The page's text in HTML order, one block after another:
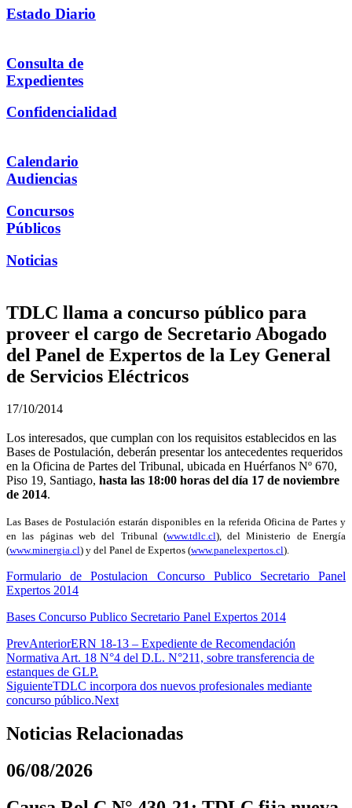
Estado Diario
Consulta de
Expedientes
Confidencialidad
Calendario
Audiencias
Concursos
Públicos
Noticias
TDLC llama a concurso público para
proveer el cargo de Secretario Abogado
del Panel de Expertos de la Ley General
de Servicios Eléctricos
17/10/2014
Los interesados, que cumplan con los requisitos establecidos en las
Bases de Postulación, deberán presentar los antecedentes requeridos
en la Oficina de Partes del Tribunal, ubicada en Huérfanos Nº 670,
Piso 19, Santiago, hasta las 18:00 horas del día 17 de noviembre
de 2014.
Las Bases de Postulación estarán disponibles en la referida Oficina de Partes y
en las páginas web del Tribunal (www.tdlc.cl), del Ministerio de Energía
(www.minergia.cl) y del Panel de Expertos (www.panelexpertos.cl).
Formulario de Postulacion Concurso Publico Secretario Panel
Expertos 2014
Bases Concurso Publico Secretario Panel Expertos 2014
PrevAnteriorERN 18-13 – Expediente de Recomendación
Normativa Art. 18 N°4 del D.L. N°211, sobre transferencia de
estanques de GLP.
SiguienteTDLC incorpora dos nuevos profesionales mediante
concurso público.Next
Noticias Relacionadas
06/08/2026